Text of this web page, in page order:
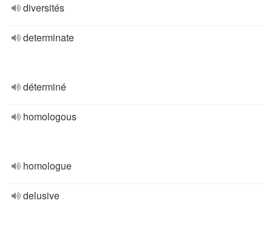
diversités
determinate
déterminé
homologous
homologue
delusive